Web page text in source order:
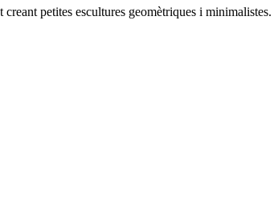
petites escultures geomètriques i minimalistes.